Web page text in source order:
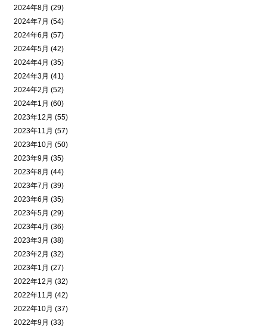
2024年8月 (29)
2024年7月 (54)
2024年6月 (57)
2024年5月 (42)
2024年4月 (35)
2024年3月 (41)
2024年2月 (52)
2024年1月 (60)
2023年12月 (55)
2023年11月 (57)
2023年10月 (50)
2023年9月 (35)
2023年8月 (44)
2023年7月 (39)
2023年6月 (35)
2023年5月 (29)
2023年4月 (36)
2023年3月 (38)
2023年2月 (32)
2023年1月 (27)
2022年12月 (32)
2022年11月 (42)
2022年10月 (37)
2022年9月 (33)